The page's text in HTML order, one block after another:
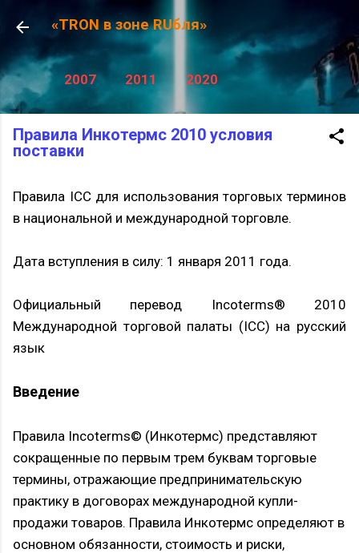
К основному контенту
«TRON в зоне RUбля»
2007 2011 2020
Правила Инкотермс 2010 условия
поставки
Правила ICC для использования торговых терминов
в национальной и международной торговле.
Дата вступления в силу: 1 января 2011 года.
Официальный перевод Incoterms® 2010
Международной торговой палаты (ICC) на русский
язык
Введение
Правила Incoterms© (Инкотермс) представляют
сокращенные по первым трем буквам торговые
термины, отражающие предпринимательскую
практику в договорах международной купли-
продажи товаров. Правила Инкотермс определяют в
основном обязанности, стоимость и риски,